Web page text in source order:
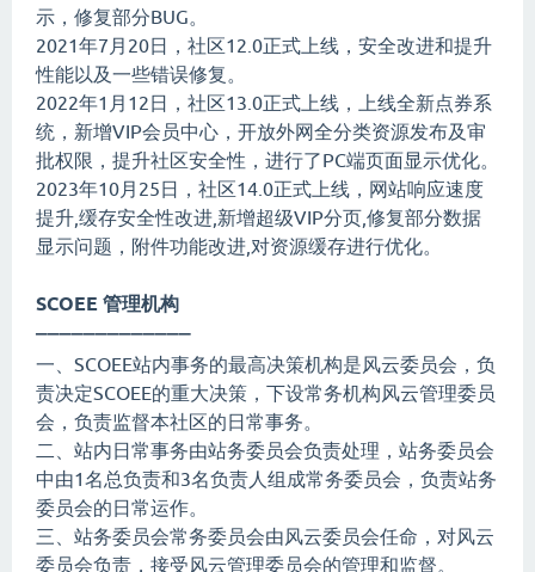
示，修复部分BUG。
2021年7月20日，社区12.0正式上线，安全改进和提升
性能以及一些错误修复。
2022年1月12日，社区13.0正式上线，上线全新点券系
统，新增VIP会员中心，开放外网全分类资源发布及审
批权限，提升社区安全性，进行了PC端页面显示优化。
2023年10月25日，社区14.0正式上线，网站响应速度
提升,缓存安全性改进,新增超级VIP分页,修复部分数据
显示问题，附件功能改进,对资源缓存进行优化。
SCOEE 管理机构
—————————————
一、SCOEE站内事务的最高决策机构是风云委员会，负
责决定SCOEE的重大决策，下设常务机构风云管理委员
会，负责监督本社区的日常事务。
二、站内日常事务由站务委员会负责处理，站务委员会
中由1名总负责和3名负责人组成常务委员会，负责站务
委员会的日常运作。
三、站务委员会常务委员会由风云委员会任命，对风云
委员会负责，接受风云管理委员会的管理和监督。